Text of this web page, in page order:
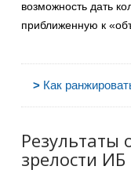
возможность дать
приближенную к
> Как
Результаты
зрелости